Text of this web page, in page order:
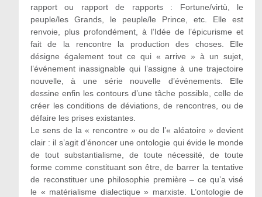
rapport ou rapport de rapports : Fortune/virtù, le
peuple/les Grands, le peuple/le Prince, etc. Elle est
renvoie, plus profondément, à l’Idée de l’épicurisme et
fait de la rencontre la production des choses. Elle
désigne également tout ce qui « arrive » à un sujet,
l’événement inassignable qui l’assigne à une trajectoire
nouvelle, à une série nouvelle d’événements. Elle
dessine enfin les contours d’une tâche possible, celle de
créer les conditions de déviations, de rencontres, ou de
défaire les prises existantes.
Le sens de la « rencontre » ou de l’« aléatoire » devient
clair : il s’agit d’énoncer une ontologie qui évide le monde
de tout substantialisme, de toute nécessité, de toute
forme comme constituant son être, de barrer la tentative
de reconstituer une philosophie première – ce qu’a visé
le « matérialisme dialectique » marxiste. L’ontologie de